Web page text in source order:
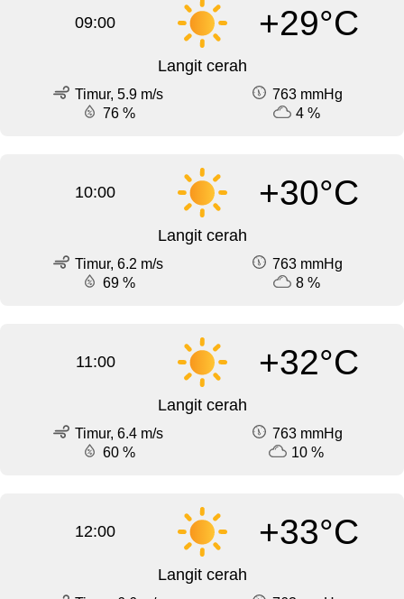
09:00 +29°C
Langit cerah
Timur, 5.9 m/s
763 mmHg
76 %
4 %
10:00 +30°C
Langit cerah
Timur, 6.2 m/s
763 mmHg
69 %
8 %
11:00 +32°C
Langit cerah
Timur, 6.4 m/s
763 mmHg
60 %
10 %
12:00 +33°C
Langit cerah